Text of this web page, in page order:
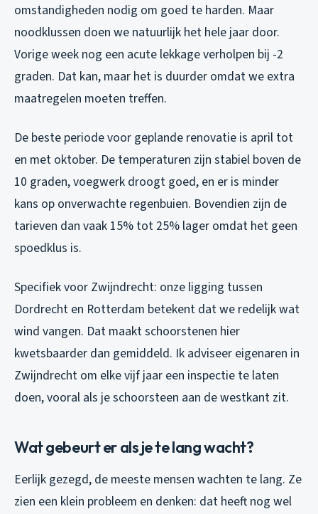
omstandigheden nodig om goed te harden. Maar
noodklussen doen we natuurlijk het hele jaar door.
Vorige week nog een acute lekkage verholpen bij -2
graden. Dat kan, maar het is duurder omdat we extra
maatregelen moeten treffen.
De beste periode voor geplande renovatie is april tot
en met oktober. De temperaturen zijn stabiel boven de
10 graden, voegwerk droogt goed, en er is minder
kans op onverwachte regenbuien. Bovendien zijn de
tarieven dan vaak 15% tot 25% lager omdat het geen
spoedklus is.
Specifiek voor Zwijndrecht: onze ligging tussen
Dordrecht en Rotterdam betekent dat we redelijk wat
wind vangen. Dat maakt schoorstenen hier
kwetsbaarder dan gemiddeld. Ik adviseer eigenaren in
Zwijndrecht om elke vijf jaar een inspectie te laten
doen, vooral als je schoorsteen aan de westkant zit.
Wat gebeurt er als je te lang wacht?
Eerlijk gezegd, de meeste mensen wachten te lang. Ze
zien een klein probleem en denken: dat heeft nog wel